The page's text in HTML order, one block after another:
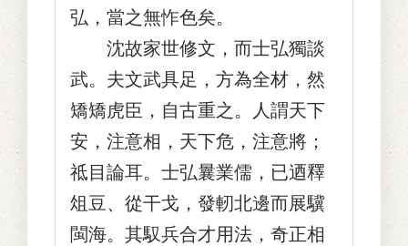
弘，當之無怍色矣。
沈故家世修文，而士弘獨談
武。夫文武具足，方為全材，然
矯矯虎臣，自古重之。人謂天下
安，注意相，天下危，注意將；
祗目論耳。士弘曩業儒，已迺釋
俎豆、從干戈，發軔北邊而展驥
閩海。其馭兵合才用法，奇正相